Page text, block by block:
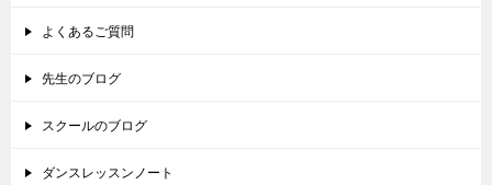
よくあるご質問
先生のブログ
スクールのブログ
ダンスレッスンノート